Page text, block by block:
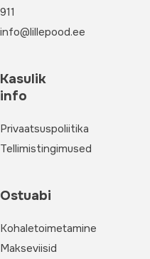
911
info@lillepood.ee
Kasulik
info
Privaatsuspoliitika
Tellimistingimused
Ostuabi
Kohaletoimetamine
Makseviisid